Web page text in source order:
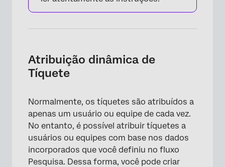
×
Atribuição dinâmica de
Tíquete
Normalmente, os tíquetes são atribuídos a
apenas um usuário ou equipe de cada vez.
No entanto, é possível atribuir tíquetes a
usuários ou equipes com base nos dados
incorporados que você definiu no fluxo
Pesquisa. Dessa forma, você pode criar